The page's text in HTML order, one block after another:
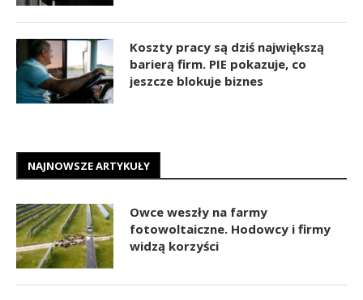
Koszty pracy są dziś największą
barierą firm. PIE pokazuje, co
jeszcze blokuje biznes
NAJNOWSZE ARTYKUŁY
Owce weszły na farmy
fotowoltaiczne. Hodowcy i firmy
widzą korzyści